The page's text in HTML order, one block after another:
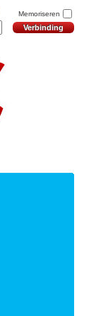
Memoriseren